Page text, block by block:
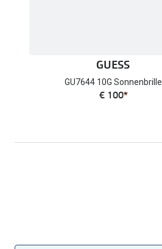
GUESS
GU7644 10G Sonnenbrille
€ 100*